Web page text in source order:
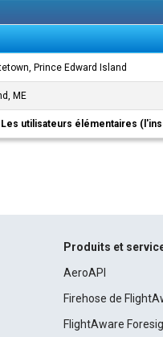
Prince Edward Island
ME
Les utilisateurs élémentaires
Produits et
AeroAPI
Firehose de
FlightAware